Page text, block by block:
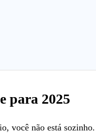
para 2025
você não está